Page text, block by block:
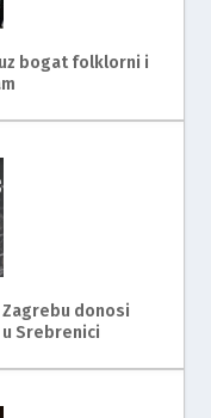
bogat folklorni i
Zagrebu donosi
Srebrenici